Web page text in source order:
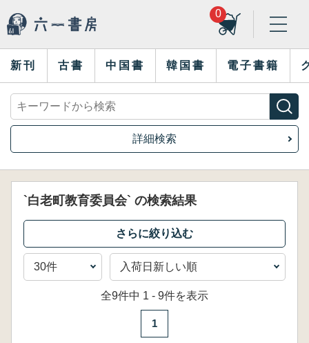
0
新刊 古書 中国書 韓国書 電子書籍
詳細検索
`白老町教育委員会` の検索結果
全9件中 1 - 9件を表示
1